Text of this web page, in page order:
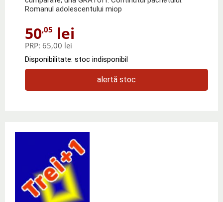
Romanul adolescentului miop
50,05 lei
PRP: 65,00 lei
Disponibilitate: stoc indisponibil
alertă stoc